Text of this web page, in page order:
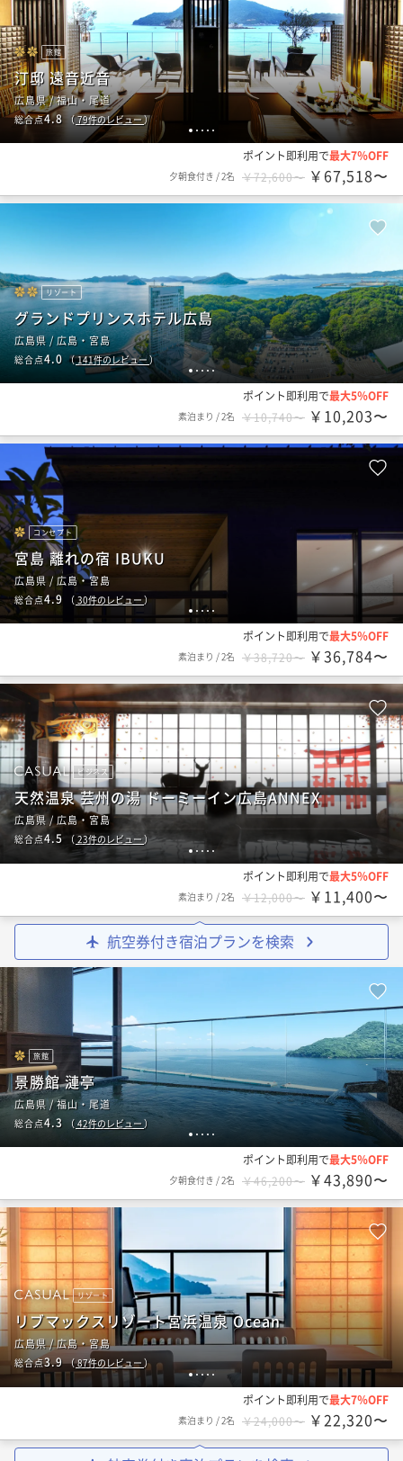
1 2 3 4 5
旅館
汀邸 遠音近音
広島県 / 福山・尾道
総合点4.8 （79件のレビュー）
ポイント即利用で最大7％OFF
夕朝食付き /2名 ￥72,600〜 ￥67,518〜
1 2 3 45
リゾート
グランドプリンスホテル広島
広島県 / 広島・宮島
総合点4.0 （141件のレビュー）
ポイント即利用で最大5％OFF
素泊まり /2名 ￥10,740〜 ￥10,203〜
1 2 34 5
コンセプト
宮島 離れの宿 IBUKU
広島県 / 広島・宮島
総合点4.9 （ 30件のレビュー）
ポイント即利用で最大5％OFF
素泊まり /2名 ￥38,720〜 ￥36,784〜
12 3 4 5
ビジネス
天然温泉 芸州の湯 ドーミーイン広島ANNEX
広島県 / 広島・宮島
総合点4.5（ 23件のレビュー）
ポイント即利用で最大5％OFF
素泊まり /2名 ￥12,000〜 ￥11,400〜
航空券付き宿泊プランを検索
1 2 3 4 5
旅館
景勝館 漣亭
広島県 / 福山・尾道
総合点4.3 （ 42件のレビュー）
ポイント即利用で最大5％OFF
夕朝食付き /2名 ￥46,200〜 ￥43,890〜
1234 5
リゾート
リブマックスリゾート宮浜温泉 Ocean
広島県 / 広島・宮島
総合点3.9（87件のレビュー ）
ポイント即利用で最大7％OFF
素泊まり /2名 ￥24,000〜 ￥22,320〜